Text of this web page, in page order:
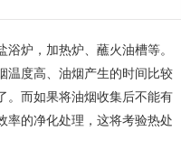
炉，加热炉、蘸火油槽等。
温度高、油烟产生的时间比较
。而如果将油烟收集后不能有
率的净化处理，这将考验热处